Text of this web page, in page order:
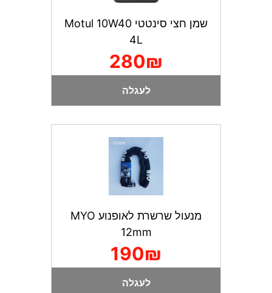
שמן חצי סינטטי Motul 10W40
4L
280₪
לעגלה
מנעול שרשרת לאופנוע MYO
12mm
190₪
לעגלה